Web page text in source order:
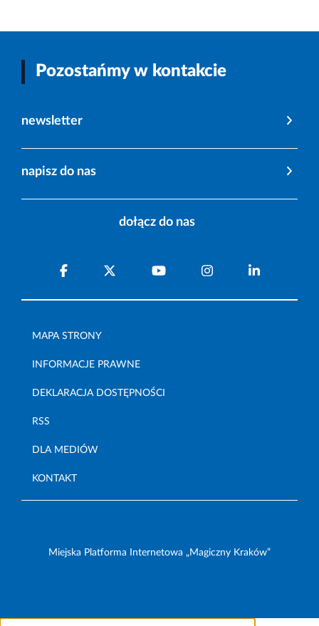
Pozostańmy w kontakcie
newsletter
napisz do nas
dołącz do nas
MAPA STRONY
INFORMACJE PRAWNE
DEKLARACJA DOSTĘPNOŚCI
RSS
DLA MEDIÓW
KONTAKT
Miejska Platforma Internetowa „Magiczny Kraków”